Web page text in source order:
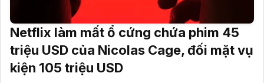
Netflix làm mất ổ cứng chứa phim 45
triệu USD của Nicolas Cage, đối mặt vụ
kiện 105 triệu USD